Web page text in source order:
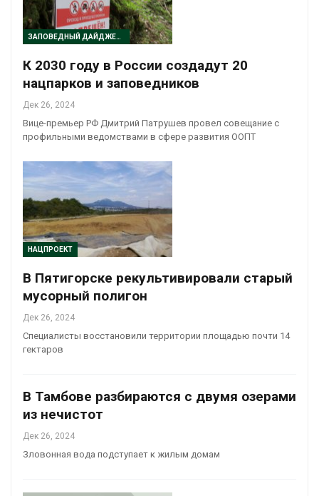
ЗАПОВЕДНЫЙ ДАЙДЖЕСТ
К 2030 году в России создадут 20
нацпарков и заповедников
Дек 26, 2024
Вице-премьер РФ Дмитрий Патрушев провел совещание с
профильными ведомствами в сфере развития ООПТ
НАЦПРОЕКТ
В Пятигорске рекультивировали старый
мусорный полигон
Дек 26, 2024
Специалисты восстановили территории площадью почти 14
гектаров
В Тамбове разбираются с двумя озерами
из нечистот
Дек 26, 2024
Зловонная вода подступает к жилым домам